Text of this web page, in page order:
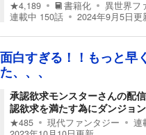
★4,189 書籍化
異世界フ
連載中 150話 2024年9月5日更
面白すぎる！！もっと早
た、、、
承認欲求モンスターさんの配
認欲求を満たす為にダンジョ
★485 現代ファンタジー 連